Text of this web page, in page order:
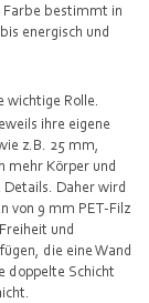
Farbe bestimmt in
energisch und
Rolle.
ihre eigene
z.B. 25 mm,
mehr Körper und
Daher wird
von 9 mm PET‑Filz
und
die eine Wand
doppelte Schicht